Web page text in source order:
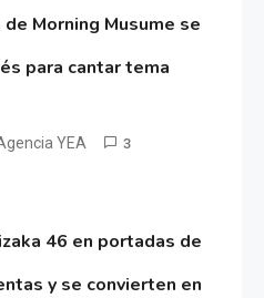
Morning Musume se
para cantar tema
YEA 3
46 en portadas de
y se convierten en